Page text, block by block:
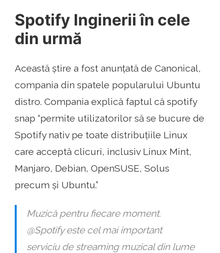
Spotify Inginerii în cele
din urmă
Această știre a fost anunțată de Canonical,
compania din spatele popularului Ubuntu
distro. Compania explică faptul că spotify
snap “permite utilizatorilor să se bucure de
Spotify nativ pe toate distribuțiile Linux
care acceptă clicuri, inclusiv Linux Mint,
Manjaro, Debian, OpenSUSE, Solus
precum și Ubuntu.”
Muzică pentru fiecare moment.
@Spotify este cel mai important
serviciu de streaming muzical din lume